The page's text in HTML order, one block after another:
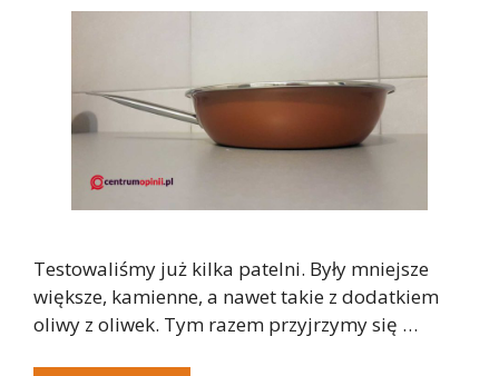
Testowaliśmy już kilka patelni. Były mniejsze
większe, kamienne, a nawet takie z dodatkiem
oliwy z oliwek. Tym razem przyjrzymy się …